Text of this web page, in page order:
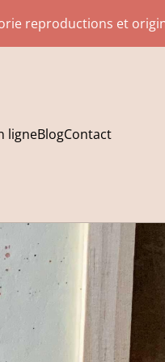
reproductions et
ligneBlogContact